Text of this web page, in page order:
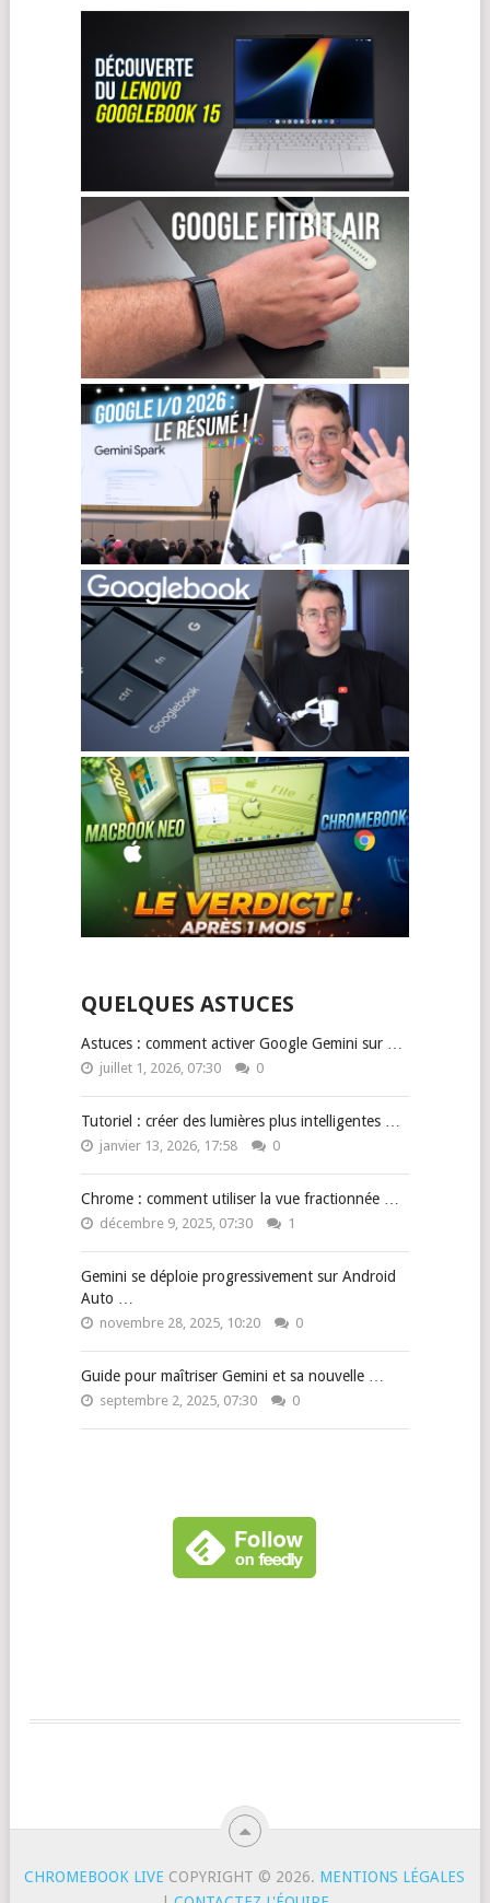
QUELQUES ASTUCES
Astuces : comment activer Google Gemini sur …
juillet 1, 2026, 07:30 0
Tutoriel : créer des lumières plus intelligentes …
janvier 13, 2026, 17:58 0
Chrome : comment utiliser la vue fractionnée …
décembre 9, 2025, 07:30 1
Gemini se déploie progressivement sur Android
Auto …
novembre 28, 2025, 10:20 0
Guide pour maîtriser Gemini et sa nouvelle …
septembre 2, 2025, 07:30 0
CHROMEBOOK LIVE COPYRIGHT © 2026. MENTIONS LÉGALES